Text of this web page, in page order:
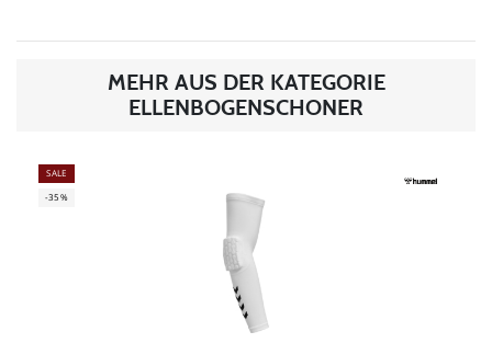
MEHR AUS DER KATEGORIE
ELLENBOGENSCHONER
SALE
-35%